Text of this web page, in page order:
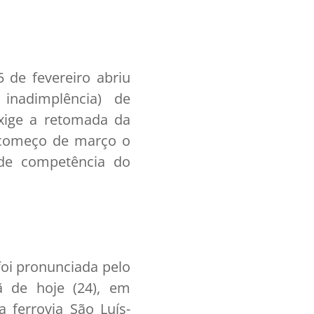
de fevereiro abriu
de
a retomada da
de março o
competência do
pronunciada pelo
de hoje (24), em
ferrovia São Luís-